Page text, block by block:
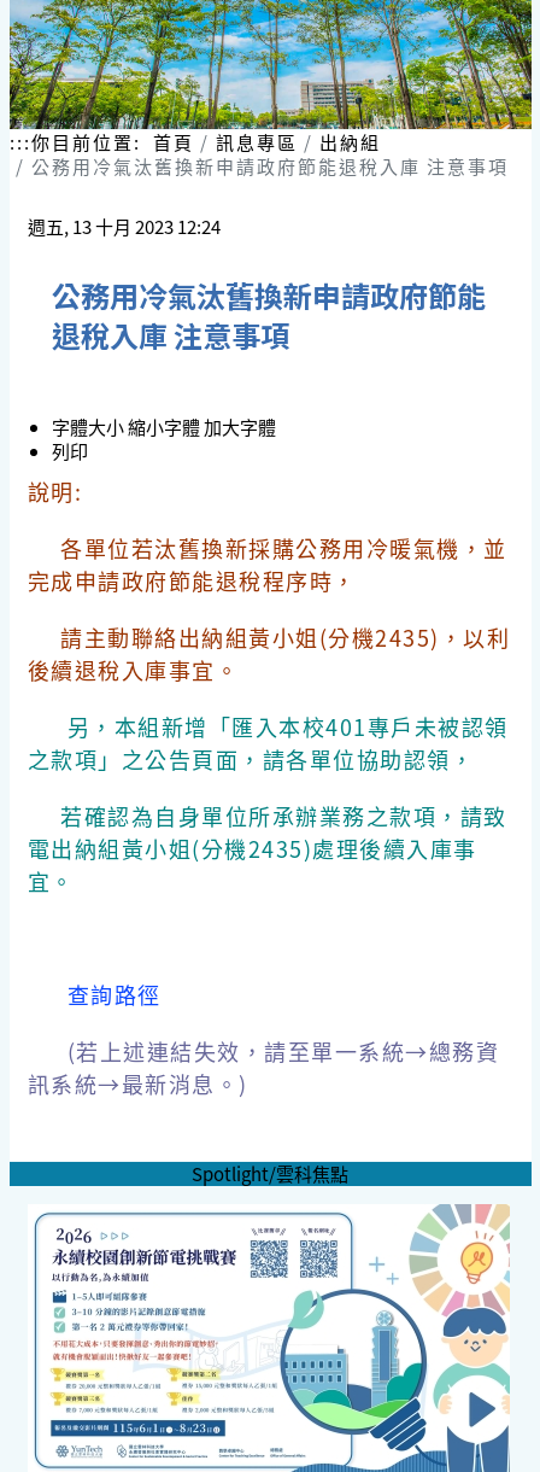
:::你目前位置: 首頁 訊息專區
出納組
公務用冷氣汰舊換新申請政府節能退稅入庫 注意事項
週五, 13 十月 2023 12:24
公務用冷氣汰舊換新申請政府節能
退稅入庫 注意事項
字體大小縮小字體加大字體
列印
說明:
各單位若汰舊換新採購公務用冷暖氣機，並
完成申請政府節能退稅程序時，
請主動聯絡出納組黃小姐(分機2435)，以利
後續退稅入庫事宜。
另，本組新增「匯入本校401專戶未被認領
之款項」之公告頁面，請各單位協助認領，
若確認為自身單位所承辦業務之款項， 請致
電出納組黃小姐(分機2435)處理後續入庫事
宜。
查詢路徑
(若上述連結失效，請至單一系統→總務資
訊系統→最新消息。)
Spotlight/雲科焦點